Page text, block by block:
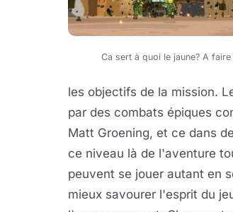
Ca sert à quoi le jaune? A faire
les objectifs de la mission.
par des combats épiques
Matt Groening, et ce dans
ce niveau là de l'aventure
peuvent se jouer autant en
mieux savourer l'esprit du